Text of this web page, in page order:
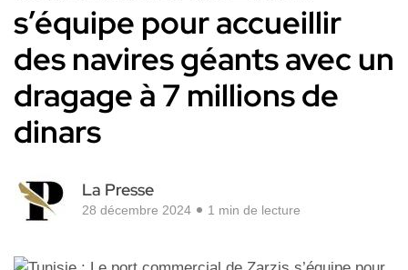
s’équipe pour accueillir
des navires géants avec un
dragage à 7 millions de
dinars
La Presse
28 décembre 2024 1 min de lecture